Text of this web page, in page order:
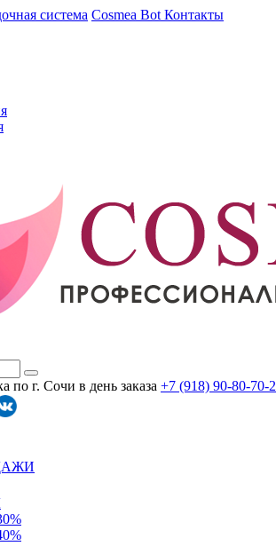
система Cosmea Bot Контакты
по г. Сочи в день заказа +7 (918) 90-80-70-2